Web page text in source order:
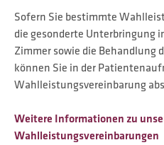
Sofern Sie bestimmte
die gesonderte Unterbringung
Zimmer sowie die Behandlung
können Sie in der
Wahlleistungsvereinbarung
Weitere Informationen zu
Wahlleistungsvereinbarungen